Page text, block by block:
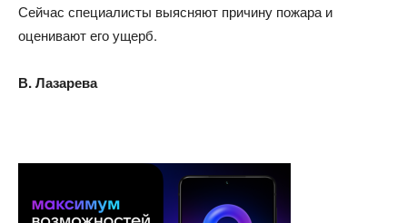
Сейчас специалисты выясняют причину пожара и
оценивают его ущерб.
В. Лазарева